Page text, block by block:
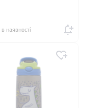
наявності